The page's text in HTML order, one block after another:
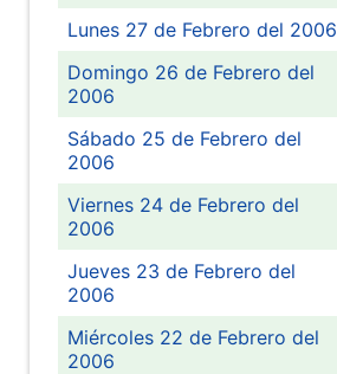
Lunes 27 de Febrero del 2006
Domingo 26 de Febrero del
2006
Sábado 25 de Febrero del
2006
Viernes 24 de Febrero del
2006
Jueves 23 de Febrero del
2006
Miércoles 22 de Febrero del
2006